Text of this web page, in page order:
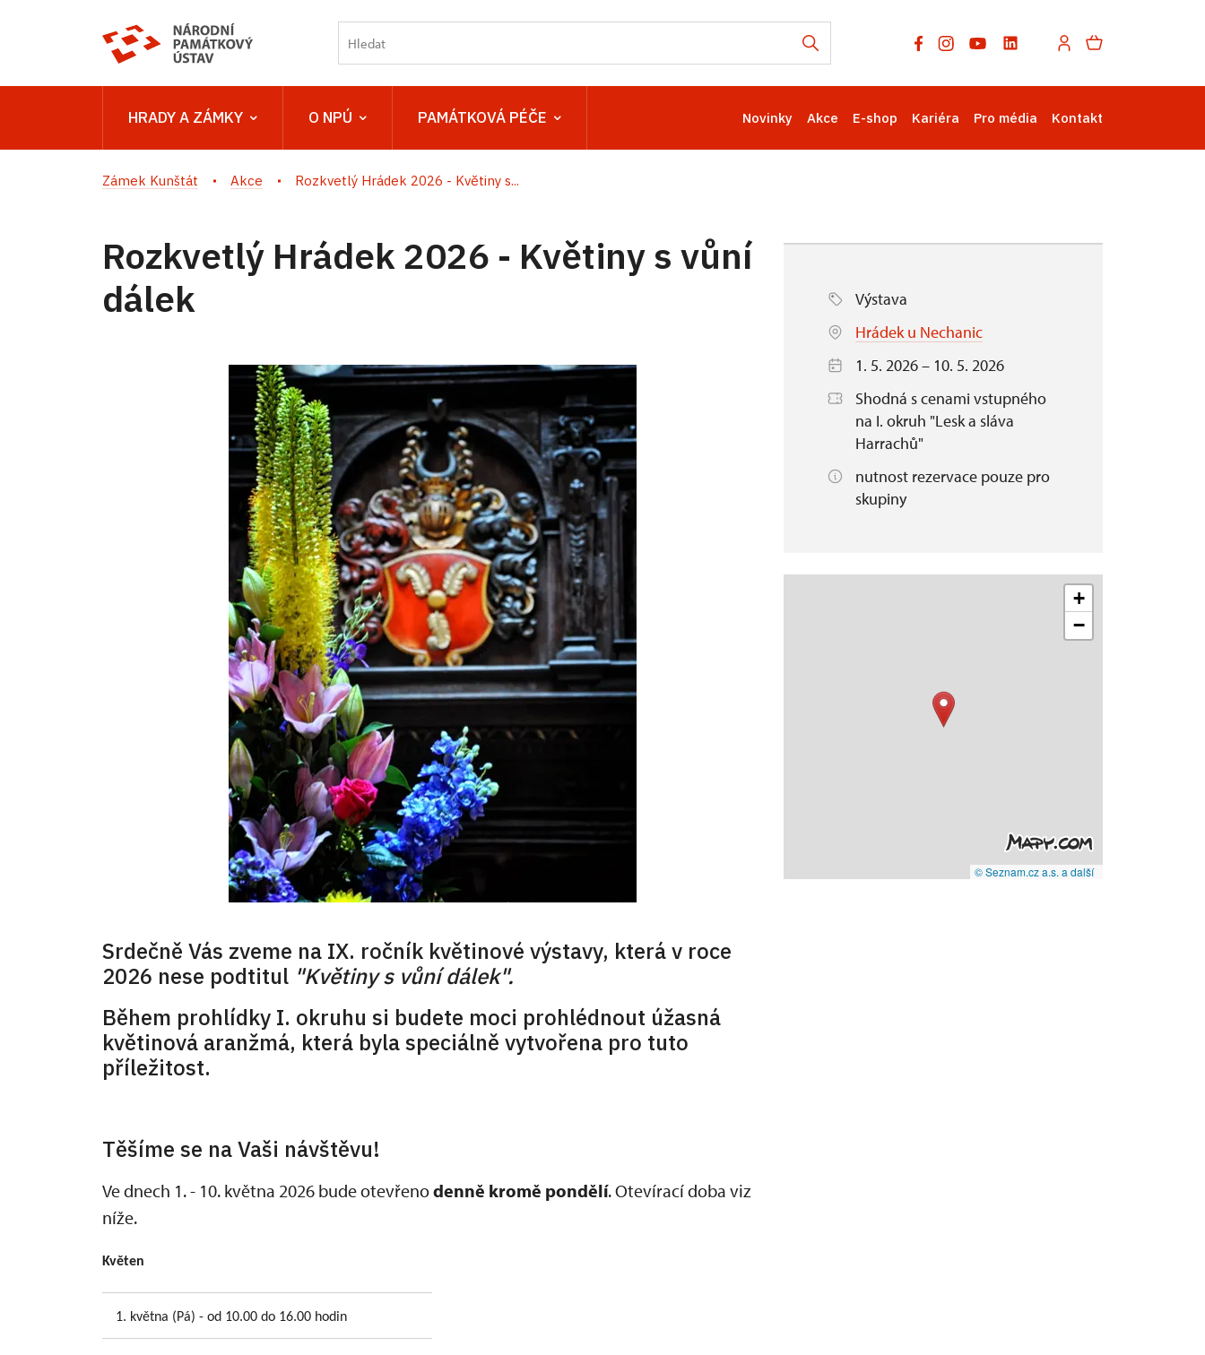
HRADY A ZÁMKY O NPÚ PAMÁTKOVÁ PÉČE Novinky Akce E-shop Kariéra Pro média Kontakt
Zámek Kunštát Akce Rozkvetlý Hrádek 2026 - Květiny s...
Rozkvetlý Hrádek 2026 - Květiny s vůní
dálek
Srdečně Vás zveme na IX. ročník květinové výstavy, která v roce
2026 nese podtitul "Květiny s vůní dálek".
Během prohlídky I. okruhu si budete moci prohlédnout úžasná
květinová aranžmá, která byla speciálně vytvořena pro tuto
příležitost.
Těšíme se na Vaši návštěvu!
Ve dnech 1. - 10. května 2026 bude otevřenodenně kromě pondělí. Otevírací doba viz
níže.
Květen
1. května (Pá) - od 10.00 do 16.00 hodin
Výstava
Hrádek u Nechanic
1. 5. 2026 – 10. 5. 2026
Shodná s cenami vstupného
na I. okruh "Lesk a sláva
Harrachů"
nutnost rezervace pouze pro
skupiny
+
−
© Seznam.cz a.s. a další